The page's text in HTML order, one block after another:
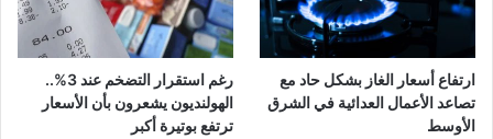
ارتفاع أسعار الغاز بشكل حاد مع
تصاعد الأعمال العدائية في الشرق
الأوسط
رغم استقرار التضخم عند 3%..
الهولنديون يشعرون بأن الأسعار
ترتفع بوتيرة أكبر